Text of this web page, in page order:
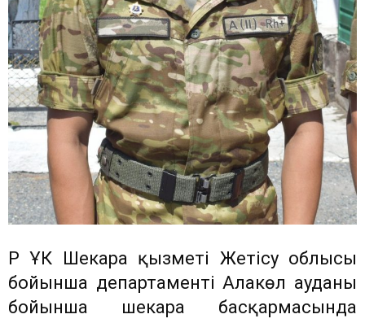
ҚР ҰҚК Шекара қызметі Жетісу облысы
бойынша департаменті Алакөл ауданы
бойынша шекара басқармасында